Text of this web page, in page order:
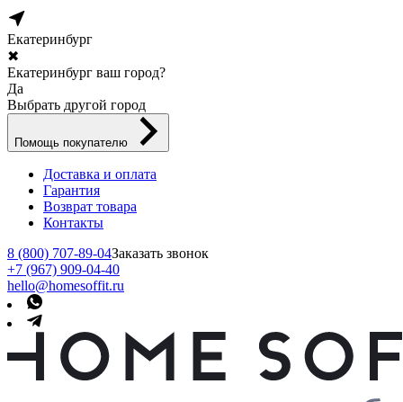
Екатеринбург
✖
Екатеринбург ваш город?
Да
Выбрать другой город
Помощь покупателю
Доставка и оплата
Гарантия
Возврат товара
Контакты
8 (800) 707-89-04Заказать звонок
+7 (967) 909-04-40
hello@homesoffit.ru